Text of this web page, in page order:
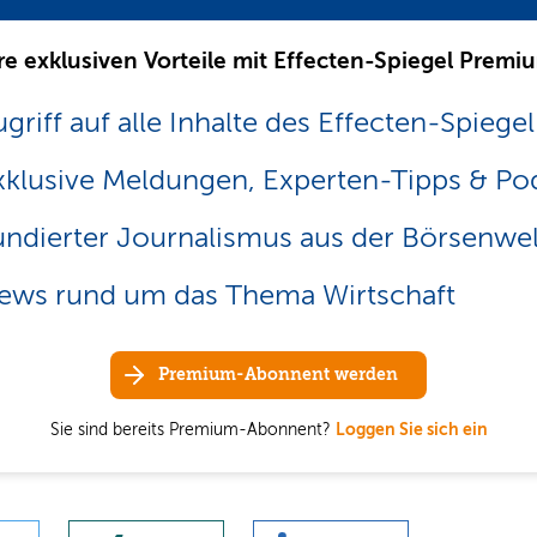
exklusiven Vorteile mit Effecten-Spiegel
auf alle Inhalte des Effecten-Spiegel
Meldungen, Experten-Tipps &
Journalismus aus der
rund um das Thema Wirtschaft
Premium-Abonnent werden
Sie sind bereits Premium-Abonnent? Loggen Sie sich ein